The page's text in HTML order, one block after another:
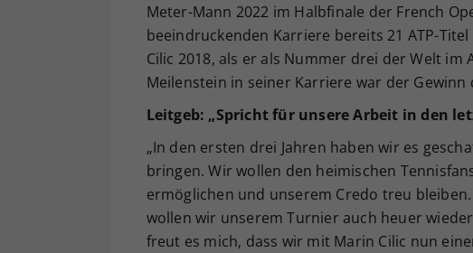
Meter-Mann 2022 im Halbfinale der French
beeindruckenden Karriere bereits 21 ATP-
Cilic 2018, als er als Nummer drei der Welt im
Meilenstein in seiner Karriere war der Gewinn
Leitgeb: „Sprichtfür unsere Arbeit in den
„In den ersten drei Jahren haben wir es
bringen. Wir wollen den heimischen
ermöglichen und unserem Credo treu
wollen wir unserem Turnier auch heuer
freut es mich, dass wir mit Marin Cilic nun